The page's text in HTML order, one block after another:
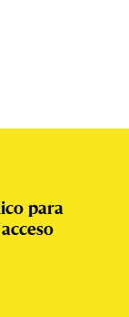
para